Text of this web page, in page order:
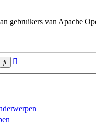
gebruikers van Apache
Zoek